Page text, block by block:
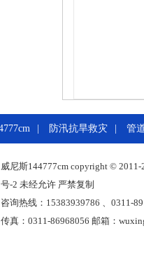
防汛抗旱救灾 管
威尼斯144777cm copyright © 2011-
号-2 未经允许 严禁复制
咨询热线：15383939786 、0311-
传真：0311-86968056 邮箱：